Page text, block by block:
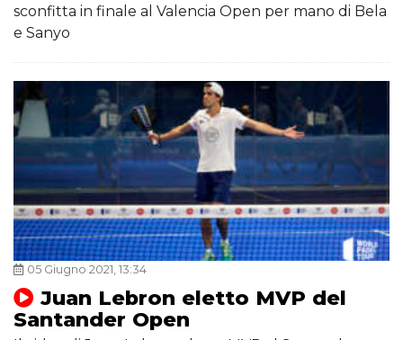
sconfitta in finale al Valencia Open per mano di Bela
e Sanyo
05 Giugno 2021, 13:34
Juan Lebron eletto MVP del
Santander Open